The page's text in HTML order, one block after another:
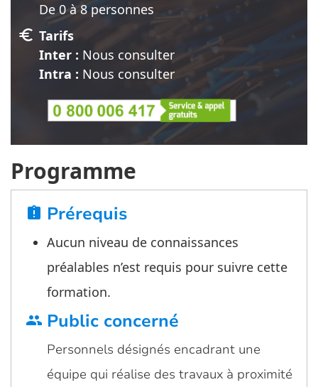
De 0 à 8 personnes
euro Tarifs
Inter : Nous consulter
Intra : Nous consulter
Programme
assignment_late Prérequis
Aucun niveau de connaissances
préalables n’est requis pour suivre cette
formation.
group Public concerné
Personnels désignés encadrant une
équipe qui réalise des travaux à proximité